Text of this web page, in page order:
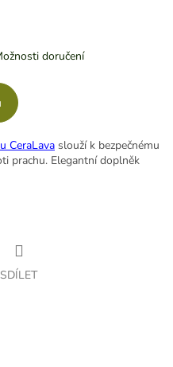
doručení
CeraLava slouží k bezpečnému
prachu. Elegantní doplněk
SDÍLET